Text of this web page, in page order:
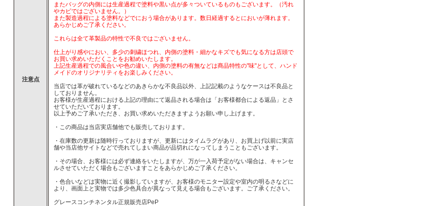
注意点
またバッグの内側には生産過程で塗料や黒い点が多々ついているものもございます。（汚れ
やカビではございません。）
また製造過程による塗料などでにおう場合があります。数日経過するとにおいが薄れます。
あらかじめご了承ください。
これらは全て革製品の特性で不良ではございません。
仕上がり感やにおい、多少の刺繍ほつれ、内側の塗料・細かなキズでも気になる方は店頭で
お買い求めいただくことをお勧めいたします。
上記生産過程での風合いや色の違い、内側の塗料の有無などは商品特性の"味"として、ハンド
メイドのオリジナリティをお楽しみください。
当店では革が破れているなどのあきらかな不良品以外、上記記載のようなケースは不良品と
しておりません。
お客様が生産過程における上記の理由にて返品される場合は「お客様都合による返品」とさ
せていただいております。
以上予めご了承いただき、お買い求めいただきますようお願い申し上げます。
・この商品は当店実店舗他でも販売しております。
・在庫数の更新は随時行っておりますが、更新にはタイムラグがあり、お買上げ以前に実店
舗や当店他サイトなどで売れてしまい商品が品切れになってしまうこともございます。
・その場合、お客様には必ず連絡をいたしますが、万が一入荷予定がない場合は、キャンセ
ルさせていただく場合もございますことをあらかじめご了承ください。
・色合いなどは実物に近く撮影していますが、お客様のモニター設定や室内の明るさなどに
より、画面上と実物では多少色具合が異なって見える場合もございます。ご了承ください。
グレースコンチネンタル正規販売店PeP